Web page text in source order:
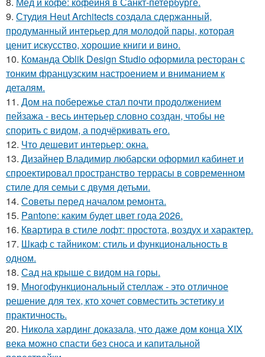
9. Студия Heut Architects создала сдержанный,
продуманный интерьер для молодой пары, которая
ценит искусство, хорошие книги и вино.
10. Команда Oblik Design Studio оформила ресторан с
тонким французским настроением и вниманием к
деталям.
11. Дом на побережье стал почти продолжением
пейзажа - весь интерьер словно создан, чтобы не
спорить с видом, а подчёркивать его.
12. Что дешевит интерьер: окна.
13. Дизайнер Владимир любарски оформил кабинет и
спроектировал пространство террасы в современном
стиле для семьи с двумя детьми.
14. Советы перед началом ремонта.
15. Pantone: каким будет цвет года 2026.
16. Квартира в стиле лофт: простота, воздух и характер.
17. Шкаф с тайником: стиль и функциональность в
одном.
18. Сад на крыше с видом на горы.
19. Многофункциональный стеллаж - это отличное
решение для тех, кто хочет совместить эстетику и
практичность.
20. Никола хардинг доказала, что даже дом конца XIX
века можно спасти без сноса и капитальной